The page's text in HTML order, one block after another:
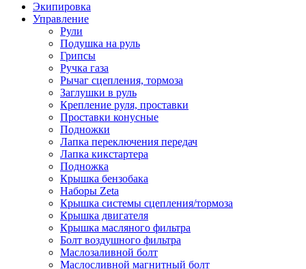
Экипировка
Управление
Рули
Подушка на руль
Грипсы
Ручка газа
Рычаг сцепления, тормоза
Заглушки в руль
Крепление руля, проставки
Проставки конусные
Подножки
Лапка переключения передач
Лапка кикстартера
Подножка
Крышка бензобака
Наборы Zeta
Крышка системы сцепления/тормоза
Крышка двигателя
Крышка масляного фильтра
Болт воздушного фильтра
Маслозаливной болт
Маслосливной магнитный болт